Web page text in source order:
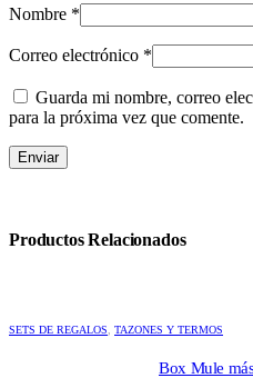
Nombre *
Correo electrónico *
Guarda mi nombre, correo
para la próxima vez que comente.
Productos Relacionados
SETS DE REGALOS TAZONES Y TERMOS
Box Mule